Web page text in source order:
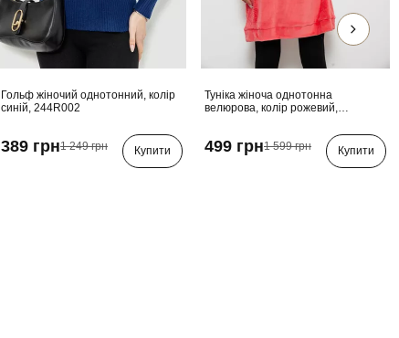
Гольф жіночий однотонний, колір
синій, 244R002
389 грн1 249 грн Купити
Туніка жіноча однотонна
велюрова, колір рожевий,
499 грн1 599 грн Купити